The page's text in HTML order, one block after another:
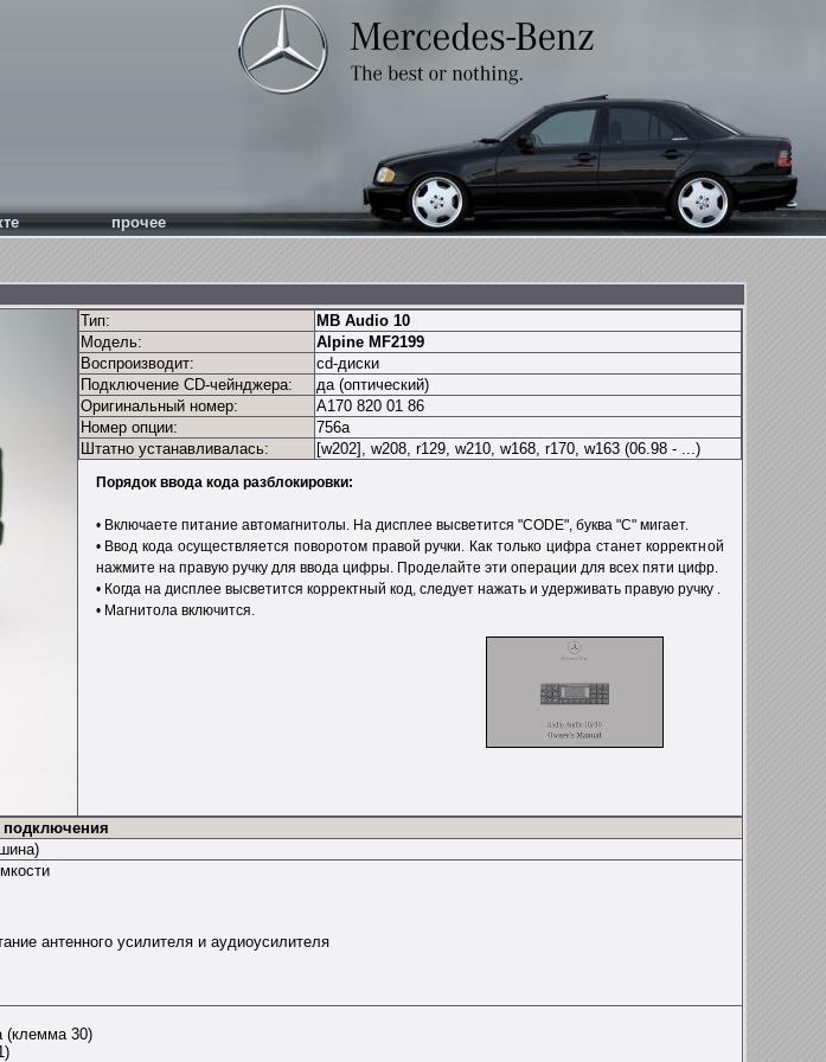
прочее
Тип:
MB Audio 10
Модель:
Alpine MF2199
Воспроизводит:
cd-диски
Подключение CD-чейнджера:
да (оптический)
Оригинальный номер:
A170 820 01 86
Номер опции:
756a
Штатно устанавливалась:
[w202], w208, r129, w210, w168, r170, w163 (06.98 - ...)
Порядок ввода кода разблокировки:
• Включаете питание автомагнитолы. На дисплее высветится "CODE", буква "C" мигает.
• Ввод кода осуществляется поворотом правой ручки. Как только цифра станет корректной
нажмите на правую ручку для ввода цифры. Проделайте эти операции для всех пяти цифр.
• Когда на дисплее высветится корректный код, следует нажать и удерживать правую ручку .
• Магнитола включится.
антенного усилителя и аудиоусилителя
(клемма 30)